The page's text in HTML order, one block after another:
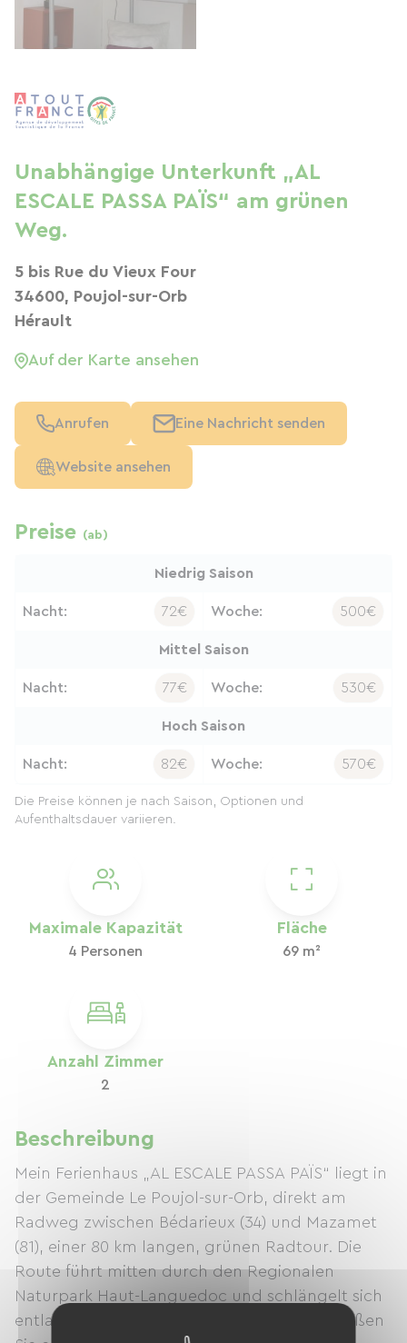
Maximale Kapazität
4 Personen
Fläche
69 m²
Anzahl Zimmer
2
Beschreibung
Mein Ferienhaus „AL ESCALE PASSA PAÏS“ liegt in
der Gemeinde Le Poujol-sur-Orb, direkt am
Radweg zwischen Bédarieux (34) und Mazamet
(81), einer 80 km langen, grünen Radtour. Die
Route führt mitten durch den Regionalen
Naturpark Haut-Languedoc und schlängelt sich
entlang einer ehemaligen Bahntrasse. Genießen
Unabhängige Unterkunft „AL
ESCALE PASSA PAÏS“ am grünen
Weg.
5 bis Rue du Vieux Four
34600, Poujol-sur-Orb
Hérault
Auf der Karte ansehen
Anrufen Eine Nachricht senden
Website ansehen
Preise (ab)
Niedrig Saison
Nacht: 72€ Woche: 500€
Mittel Saison
Nacht: 77€ Woche: 530€
Hoch Saison
Nacht: 82€ Woche: 570€
Die Preise können je nach Saison, Optionen und
Aufenthaltsdauer variieren.